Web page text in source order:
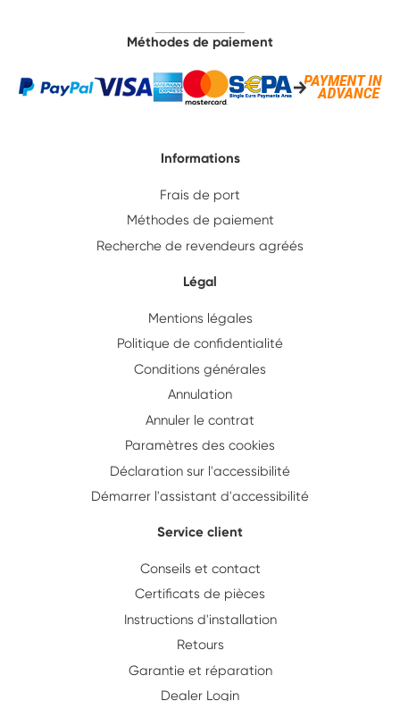
Méthodes de paiement
Informations
Frais de port
Méthodes de paiement
Recherche de revendeurs agréés
Légal
Mentions légales
Politique de confidentialité
Conditions générales
Annulation
Annuler le contrat
Paramètres des cookies
Déclaration sur l'accessibilité
Démarrer l'assistant d'accessibilité
Service client
Conseils et contact
Certificats de pièces
Instructions d'installation
Retours
Garantie et réparation
Dealer Login